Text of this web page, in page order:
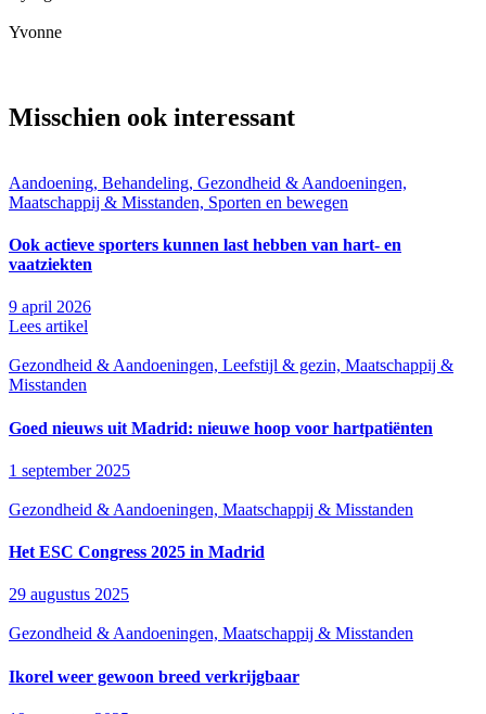
Yvonne
Misschien ook interessant
Aandoening, Behandeling, Gezondheid & Aandoeningen,
Maatschappij & Misstanden, Sporten en bewegen
Ook actieve sporters kunnen last hebben van hart- en
vaatziekten
9 april 2026
Lees artikel
Gezondheid & Aandoeningen, Leefstijl & gezin, Maatschappij &
Misstanden
Goed nieuws uit Madrid: nieuwe hoop voor hartpatiënten
1 september 2025
Gezondheid & Aandoeningen, Maatschappij & Misstanden
Het ESC Congress 2025 in Madrid
29 augustus 2025
Gezondheid & Aandoeningen, Maatschappij & Misstanden
Ikorel weer gewoon breed verkrijgbaar